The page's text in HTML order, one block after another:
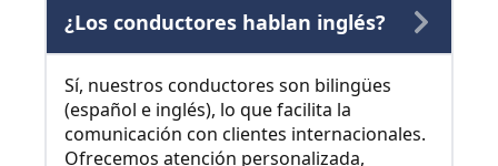
¿Los conductores hablan inglés?
Sí, nuestros conductores son bilingües
(español e inglés), lo que facilita la
comunicación con clientes internacionales.
Ofrecemos atención personalizada,